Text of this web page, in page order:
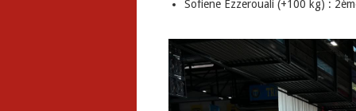
Sofiene Ezzerouali (+100 kg) :